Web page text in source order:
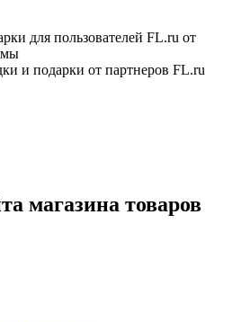
для пользователей FL.ru от
и подарки от партнеров FL.ru
магазина товаров